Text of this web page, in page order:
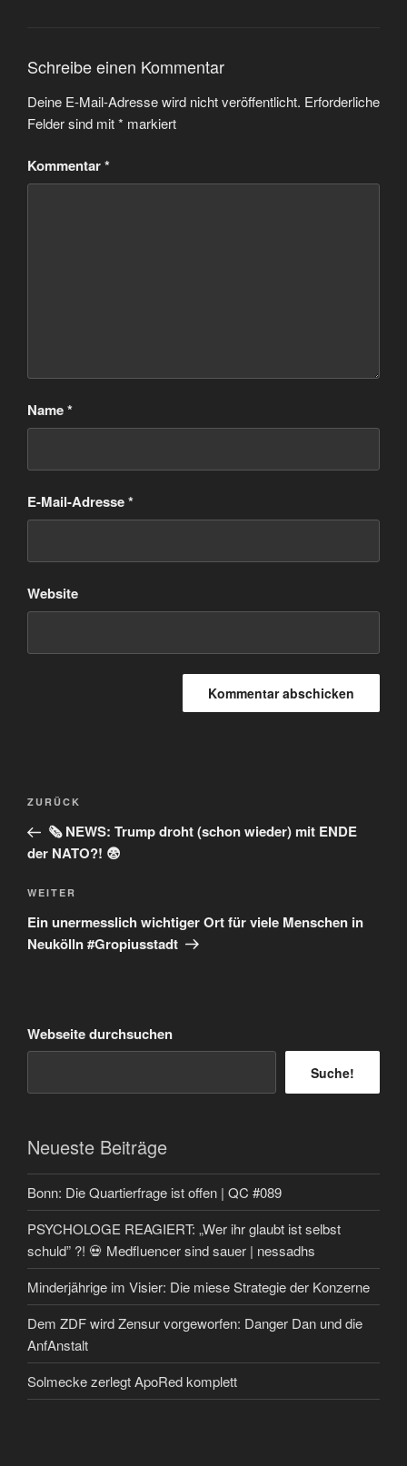
Schreibe einen Kommentar
Deine E-Mail-Adresse wird nicht veröffentlicht. Erforderliche
Felder sind mit* markiert
Kommentar*
Name*
E-Mail-Adresse*
Website
Beitragsnavigation
Vorheriger
Beitrag
ZURÜCK
🗞️ NEWS: Trump droht (schon wieder) mit ENDE
der NATO?! 😨
Nächster
Beitrag
WEITER
Ein unermesslich wichtiger Ort für viele Menschen in
Neukölln #Gropiusstadt
Webseite durchsuchen
Suche!
Neueste Beiträge
Bonn: Die Quartierfrage ist offen | QC #089
PSYCHOLOGE REAGIERT: „Wer ihr glaubt ist selbst
schuld” ?! 💀 Medfluencer sind sauer | nessadhs
Minderjährige im Visier: Die miese Strategie der Konzerne
Dem ZDF wird Zensur vorgeworfen: Danger Dan und die
AnfAnstalt
Solmecke zerlegt ApoRed komplett